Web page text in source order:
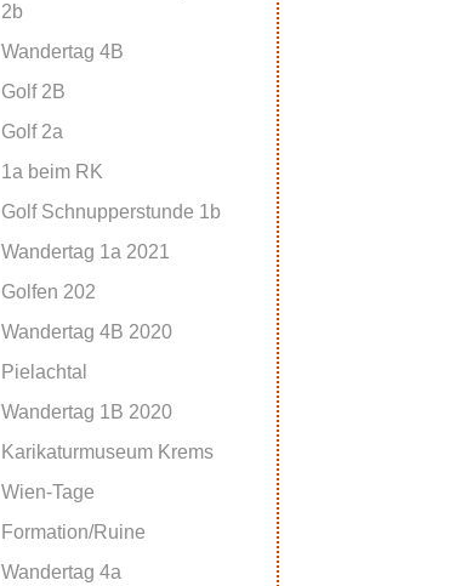
2b
Wandertag 4B
Golf 2B
Golf 2a
1a beim RK
Golf Schnupperstunde 1b
Wandertag 1a 2021
Golfen 202
Wandertag 4B 2020
Pielachtal
Wandertag 1B 2020
Karikaturmuseum Krems
Wien-Tage
Formation/Ruine
Wandertag 4a